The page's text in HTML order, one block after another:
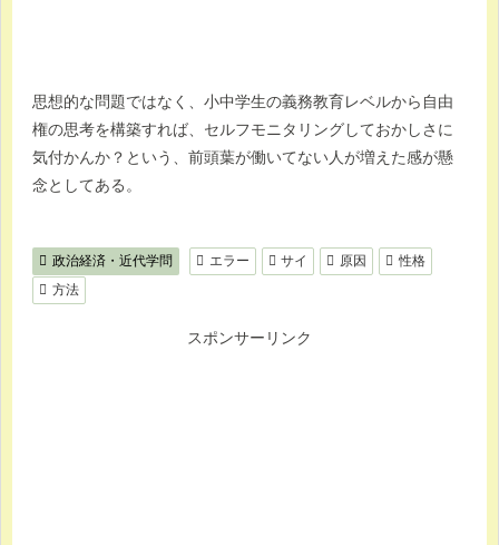
思想的な問題ではなく、小中学生の義務教育レベルから自由
権の思考を構築すれば、セルフモニタリングしておかしさに
気付かんか？という、前頭葉が働いてない人が増えた感が懸
念としてある。
政治経済・近代学問 エラー サイ 原因
性格
方法
スポンサーリンク